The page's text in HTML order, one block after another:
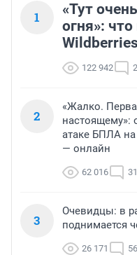
1
«Тут
огня»:
122 942
2
«Жалко.
настоящему»:
атаке БПЛА
— онлайн
62 016
3
Очевидцы: в
поднимается
26 171 56